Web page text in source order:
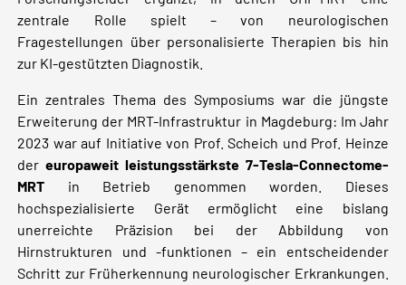
zentrale Rolle spielt – von neurologischen
Fragestellungen über personalisierte Therapien bis hin
zur KI-gestützten Diagnostik.
Ein zentrales Thema des Symposiums war die jüngste
Erweiterung der MRT-Infrastruktur in Magdeburg: Im Jahr
2023 war auf Initiative von Prof. Scheich und Prof. Heinze
dereuropaweit leistungsstärkste 7-Tesla-Connectome-
MRT in Betrieb genommen worden. Dieses
hochspezialisierte Gerät ermöglicht eine bislang
unerreichte Präzision bei der Abbildung von
Hirnstrukturen und -funktionen – ein entscheidender
Schritt zur Früherkennung neurologischer Erkrankungen.